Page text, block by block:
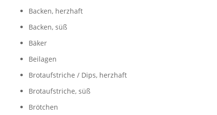
Backen, herzhaft
Backen, süß
Bäker
Beilagen
Brotaufstriche / Dips, herzhaft
Brotaufstriche, süß
Brötchen